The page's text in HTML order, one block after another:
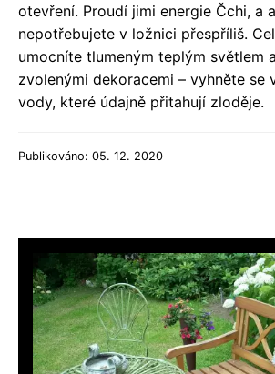
otevření. Proudí jimi energie Čchi, a
nepotřebujete v ložnici přespříliš.
umocníte tlumeným teplým světlem
zvolenými dekoracemi – vyhněte se
vody, které údajně přitahují zloděje.
Publikováno: 05. 12. 2020